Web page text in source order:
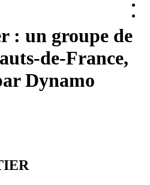
: un groupe de
de-France,
Dynamo